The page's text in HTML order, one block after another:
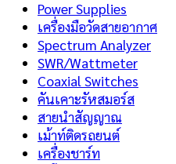
Power Supplies
เครื่องมือวัดสายอากาศ
Spectrum Analyzer
SWR/Wattmeter
Coaxial Switches
คันเคาะรัหสมอร์ส
สายนำสัญญาณ
เม้าท์ติดรถยนต์
เครื่องชาร์ท